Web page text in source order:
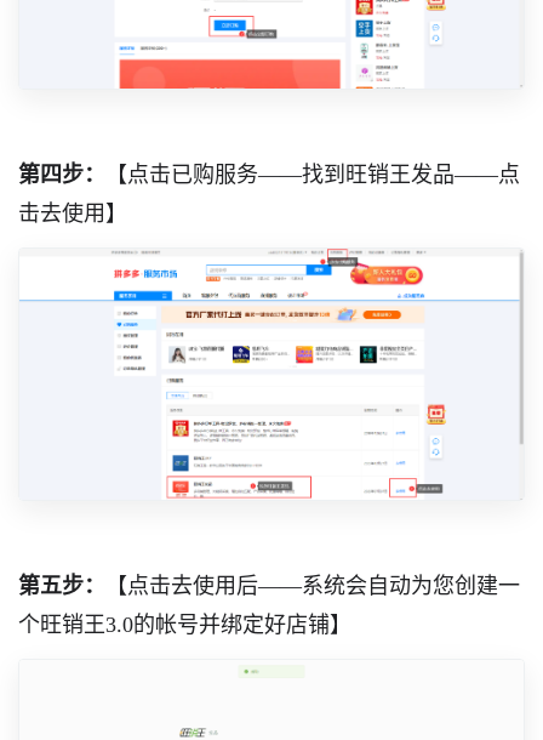
第四步：
【点击已购服务——找到旺销王发品——点
击去使用】
第五步：
【点击去使用后——系统会自动为您创建一
个旺销王3.0的帐号并绑定好店铺】